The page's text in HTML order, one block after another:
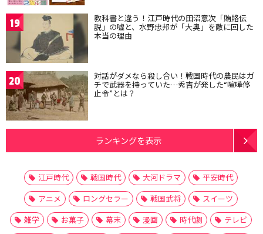
19 教科書と違う！江戸時代の田沼意次「賄賂伝
説」の嘘と、水野忠邦が「大奥」を敵に回した
本当の理由
20 対話がダメなら殺し合い！戦国時代の農民はガ
チで武器を持っていた…秀吉が発した“喧嘩停
止令”とは？
ランキングを表示
江戸時代 戦国時代 大河ドラマ
平安時代
アニメ
ロングセラー 戦国武将
スイーツ
雑学
お菓子 幕末 漫画 時代劇
テレビ